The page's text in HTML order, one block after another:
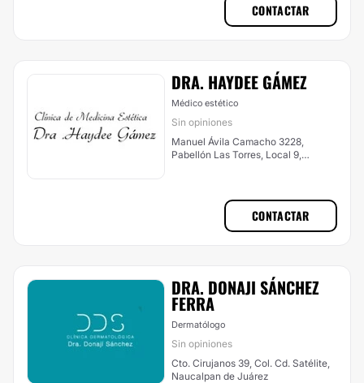
CONTACTAR
DRA. HAYDEE GÁMEZ
Médico estético
Sin opiniones
Manuel Ávila Camacho 3228,
Pabellón Las Torres, Local 9,
CONTACTAR
DRA. DONAJI SÁNCHEZ
FERRA
Dermatólogo
Sin opiniones
Cto. Cirujanos 39, Col. Cd. Satélite,
Naucalpan de Juárez